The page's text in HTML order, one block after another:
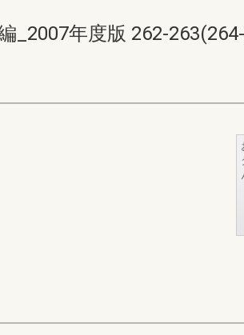
_2007年度版 262-